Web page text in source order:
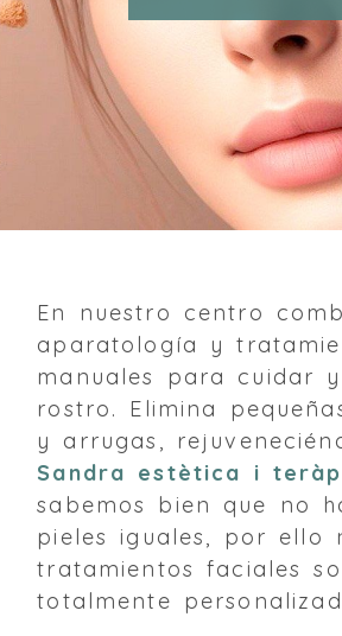
En nuestro centro
aparatología y
manuales para cuidar
rostro. Elimina
y arrugas,
Sandra estètica i
sabemos bien que no
pieles iguales, por ello
tratamientos faciales
totalmente